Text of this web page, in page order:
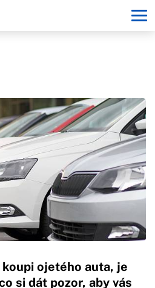
ojetého auta, je
si dát pozor, aby vás